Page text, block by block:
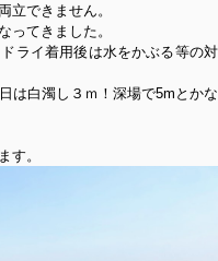
立できません。
ってきました。
ライ着用後は水をかぶる等の対
は白濁し３ｍ！深場で5mとかな
す。